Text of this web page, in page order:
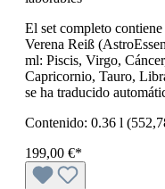
El set completo
Verena Reiß
ml: Piscis, Virgo,
Capricornio, Tauro,
se ha traducido
Contenido: 0.36 l
199,00 €*